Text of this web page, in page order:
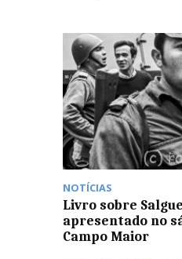
NOTÍCIAS
Livro sobre
apresentado no
Campo Maior